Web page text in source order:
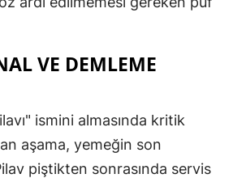
VE DEMLEME
ismini almasında kritik
aşama, yemeğin son
piştikten sonrasında servis